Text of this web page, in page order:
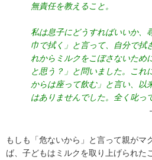
無責任を教えること。
私は息子にどうすればいいか、
巾で拭く」と言って、自分で拭
れからミルクをこぼさないため
と思う？」と問いました。これ
からは座って飲む」と言い、以
はありませんでした。全く叱っ
もしも「危ないから」と言って親がマ
ば、子どもはミルクを取り上げられた